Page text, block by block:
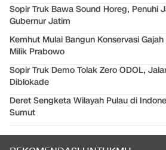
Sopir Truk Bawa Sound Horeg, Penuhi
Gubernur Jatim
Kemhut Mulai Bangun Konservasi
Milik Prabowo
Sopir Truk Demo Tolak Zero ODOL,
Diblokade
Deret Sengketa Wilayah Pulau di
Sumut